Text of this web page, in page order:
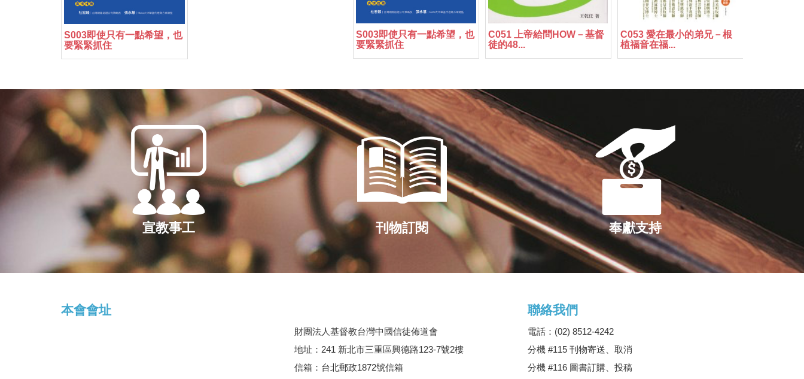
S003即使只有一點希望，也
要緊緊抓住
S003即使只有一點希望，也
要緊緊抓住
C051 上帝給問HOW－基督
徒的48...
C053 愛在最小的弟兄－根
植福音在福...
宣教事工 刊物訂閱 奉獻支持
聯絡我們
電話：(02) 8512-4242
分機 #115 刊物寄送、取消
分機 #116 圖書訂購、投稿
本會會址
財團法人基督教台灣中國信徒佈道會
地址：241 新北市三重區興德路123-7號2樓
信箱：台北郵政1872號信箱